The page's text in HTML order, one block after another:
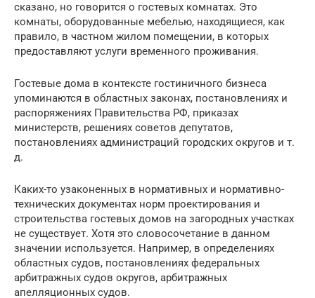
сказано, но говорится о гостевых комнатах. Это
комнаты, оборудованные мебелью, находящиеся, как
правило, в частном жилом помещении, в которых
предоставляют услуги временного проживания.
Гостевые дома в контексте гостиничного бизнеса
упоминаются в областных законах, постановлениях и
распоряжениях Правительства РФ, приказах
министерств, решениях советов депутатов,
постановлениях администраций городских округов и т.
д.
Каких-то узаконенных в нормативных и нормативно-
технических документах норм проектирования и
строительства гостевых домов на загородных участках
не существует. Хотя это словосочетание в данном
значении используется. Например, в определениях
областных судов, постановлениях федеральных
арбитражных судов округов, арбитражных
апелляционных судов.